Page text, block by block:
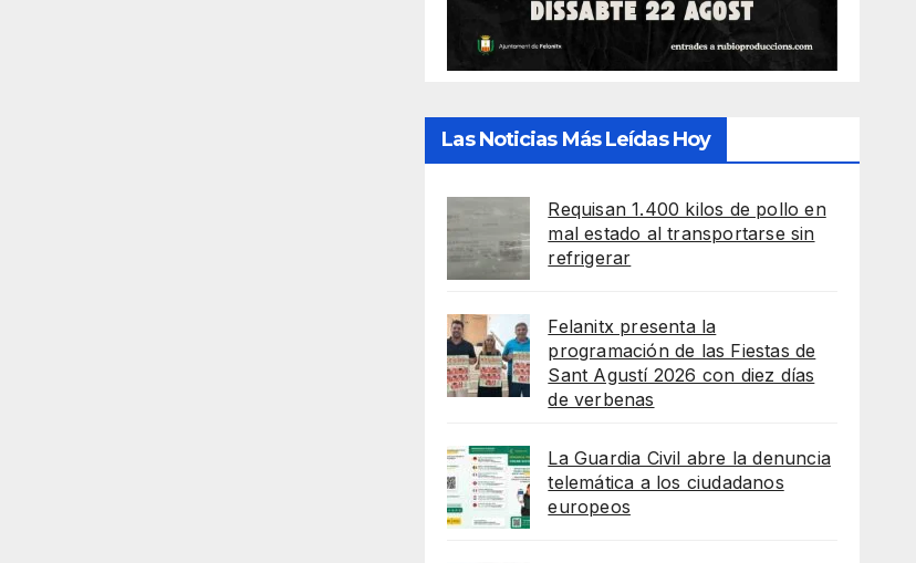
Las Noticias Más Leídas Hoy
Requisan 1.400 kilos de pollo en
mal estado al transportarse sin
refrigerar
Felanitx presenta la
programación de las Fiestas de
Sant Agustí 2026 con diez días
de verbenas
La Guardia Civil abre la denuncia
telemática a los ciudadanos
europeos